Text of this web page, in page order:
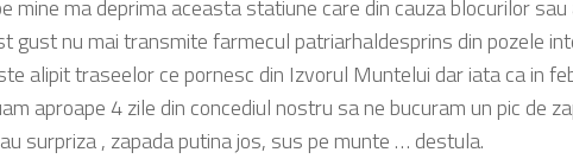
mine ma deprima aceasta statiune care din cauza blocurilor
gust nu mai transmite farmecul patriarhaldesprins din pozele
alipit traseelor ce pornesc din Izvorul Muntelui dar iata ca in
aproape 4 zile din concediul nostru sa ne bucuram un pic de
surpriza , zapada putina jos, sus pe munte … destula.